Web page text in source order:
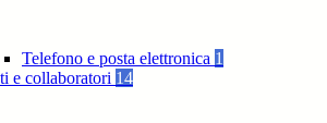
Telefono e posta elettronica 1
e collaboratori 14